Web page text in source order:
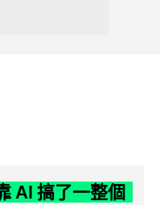
AI 搞了一整個